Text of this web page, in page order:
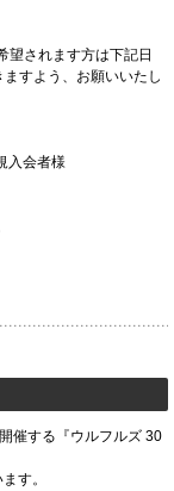
望されます方は下記日
すよう、お願いいたし
入会者様
催する『ウルフルズ 30
す。